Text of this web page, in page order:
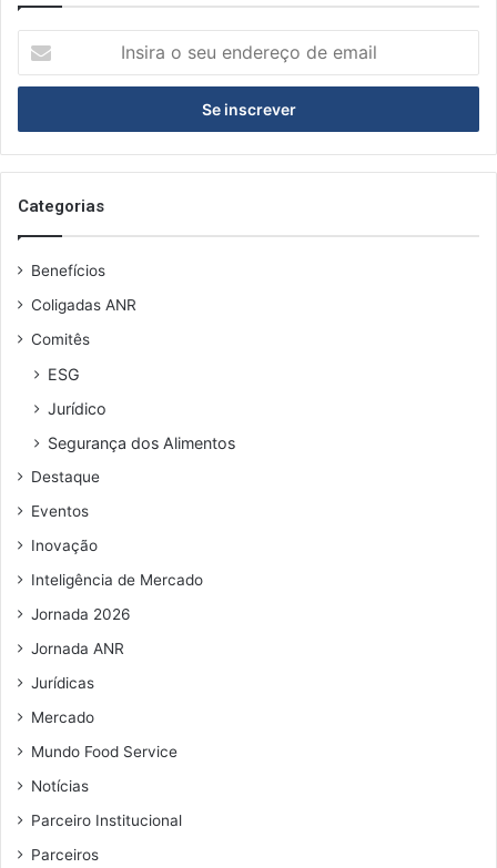
seu
de
email
Categorias
Benefícios
Coligadas ANR
Comitês
ESG
Jurídico
Segurança dos Alimentos
Destaque
Eventos
Inovação
Inteligência de Mercado
Jornada 2026
Jornada ANR
Jurídicas
Mercado
Mundo Food Service
Notícias
Parceiro Institucional
Parceiros